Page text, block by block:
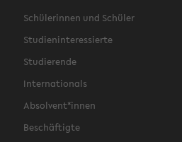
Schülerinnen und Schüler
Studieninteressierte
Studierende
Internationals
Absolvent*innen
Beschäftigte